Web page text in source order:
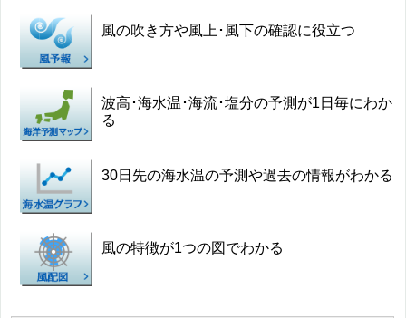
風の吹き方や風上･風下の確認に役立つ
波高･海水温･海流･塩分の予測が1日毎にわか
る
30日先の海水温の予測や過去の情報がわかる
風の特徴が1つの図でわかる